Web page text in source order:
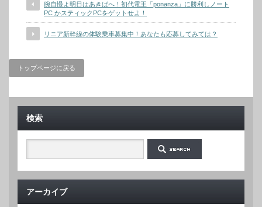
腕自慢よ明日はあきばへ！初代電王「ponanza」に勝利しノート
PC かスティックPCをゲットせよ！
リニア新幹線の体験乗車募集中！あなたも応募してみては？
トップページに戻る
検索
アーカイブ